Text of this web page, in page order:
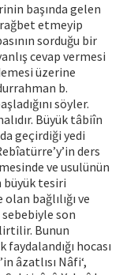
başında gelen
etmeyip
sorduğu bir
cevap vermesi
üzerine
b.
söyler.
Büyük tâbiîn
geçirdiği yedi
ders
ve usulünün
büyük tesiri
bağlılığı ve
son
Bunun
faydalandığı hocası
âzatlısı Nâfi‘,